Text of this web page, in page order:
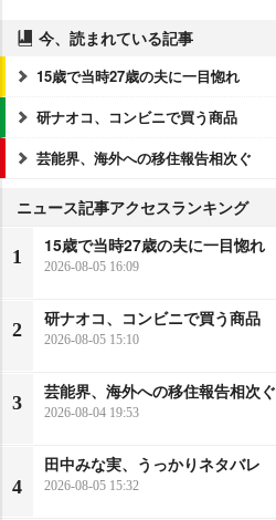
今、読まれている記事
15歳で当時27歳の夫に一目惚れ
研ナオコ、コンビニで買う商品
芸能界、海外への移住報告相次ぐ
ニュース記事アクセスランキング
1
15歳で当時27歳の夫に一目惚れ
2026-08-05 16:09
2
研ナオコ、コンビニで買う商品
2026-08-05 15:10
3
芸能界、海外への移住報告相次ぐ
2026-08-04 19:53
4
田中みな実、うっかりネタバレ
2026-08-05 15:32